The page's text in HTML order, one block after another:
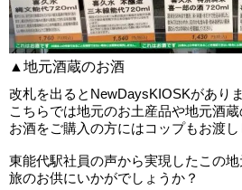
▲地元酒蔵のお酒
改札を出るとNewDaysKIOSKがありま
こちらでは地元のお土産品や地元酒蔵
お酒をご購入の方にはコップもお渡し
東能代駅社員の声から実現したこの地
旅のお供にいかがでしょうか？